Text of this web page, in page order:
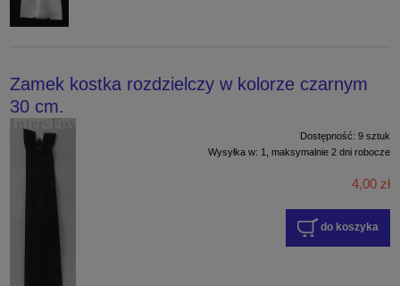
Zamek kostka rozdzielczy w kolorze czarnym
30 cm.
Dostępność: 9 sztuk
Wysyłka w: 1, maksymalnie 2 dni robocze
4,00 zł
do koszyka